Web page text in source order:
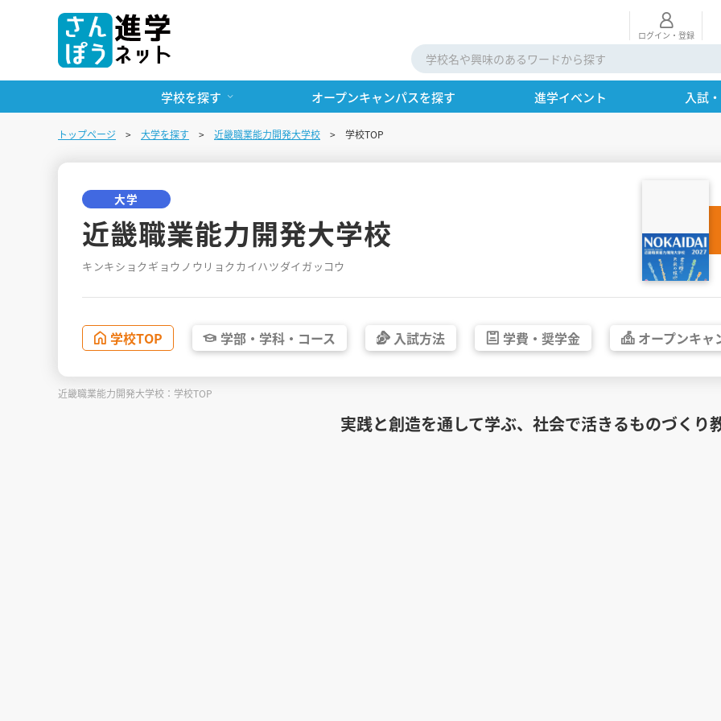
ログイン・登録
学校を探す オープンキャンパスを探す 進学イベント 入試
トップページ 大学を探す 近畿職業能力開発大学校 学校TOP
大学
近畿職業能力開発大学校
キンキショクギョウノウリョクカイハツダイガッコウ
学校TOP 学部・ 学科・ コース 入試方法 学費・ 奨学金 オープンキャ
近畿職業能力開発大学校：学校TOP
実践と創造を通して学ぶ、社会で活きるものづくり